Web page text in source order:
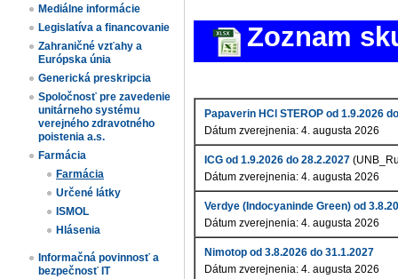
Mediálne informácie
Legislatíva a financovanie
Zahraničné vzťahy a
Európska únia
Generická preskripcia
Spoločnosť pre zavedenie
unitárneho systému
verejného zdravotného
poistenia a.s.
Farmácia
Farmácia
Určené látky
ISMOL
Hlásenia
Informačná povinnosť a
bezpečnosť IT
Zoznam
Papaverin HCl STEROP od 1.9.2026
Dátum zverejnenia: 4. augusta 2026
ICG od 1.9.2026 do 28.2.2027
Dátum zverejnenia: 4. augusta 2026
Verdye (Indocyaninde Green) od
Dátum zverejnenia: 4. augusta 2026
Nimotop od 3.8.2026 do 31.1.2027
Dátum zverejnenia: 4. augusta 2026